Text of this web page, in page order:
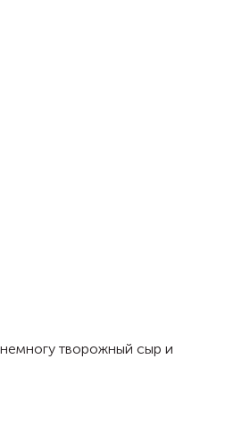
творожный сыр и